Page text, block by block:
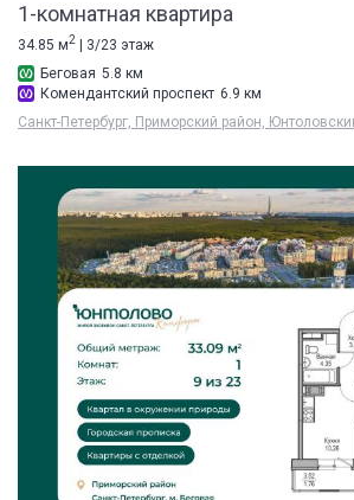
1-комнатная квартира
34.85 м2
| 3/23 этаж
Беговая 5.8 км
Комендантский проспект 6.9 км
Санкт-Петербург, Приморский район,